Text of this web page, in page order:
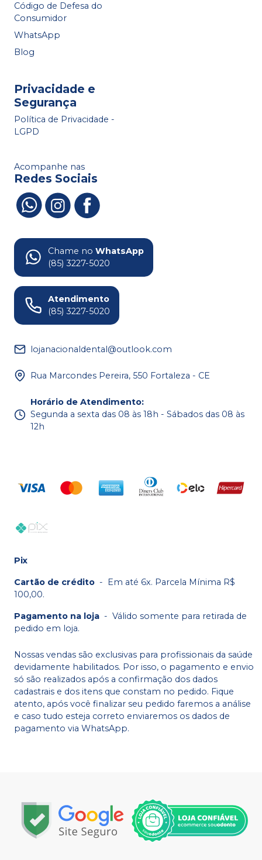
Código de Defesa do
Consumidor
WhatsApp
Blog
Privacidade e
Segurança
Política de Privacidade -
LGPD
Acompanhe nas
Redes Sociais
Chame no WhatsApp
(85) 3227-5020
Atendimento
(85) 3227-5020
lojanacionaldental@outlook.com
Rua Marcondes Pereira, 550 Fortaleza - CE
Horário de Atendimento:
Segunda a sexta das 08 às 18h - Sábados das 08 às
12h
Pix
Cartão de crédito - Em até 6x. Parcela Mínima R$
100,00.
Pagamento na loja - Válido somente para retirada de
pedido em loja.
Nossas vendas são exclusivas para profissionais da saúde
devidamente habilitados. Por isso, o pagamento e envio
só são realizados após a confirmação dos dados
cadastrais e dos itens que constam no pedido. Fique
atento, após você finalizar seu pedido faremos a análise
e caso tudo esteja correto enviaremos os dados de
pagamento via WhatsApp.